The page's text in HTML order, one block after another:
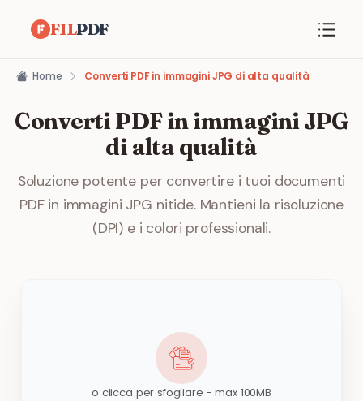
FILPDF
Home Converti PDF in immagini JPG di alta qualità
Converti PDF in immagini JPG
di alta qualità
Soluzione potente per convertire i tuoi documenti
PDF in immagini JPG nitide. Mantieni la risoluzione
(DPI) e i colori professionali.
o clicca per sfogliare - max 100MB